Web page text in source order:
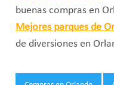
buenas compras en
Mejores parques de
de diversiones en